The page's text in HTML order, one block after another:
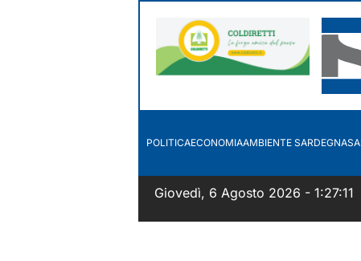
POLITICAECONOMIAAMBIENTE SARDEGNA
Giovedì, 6 Agosto 2026 - 1:27:12